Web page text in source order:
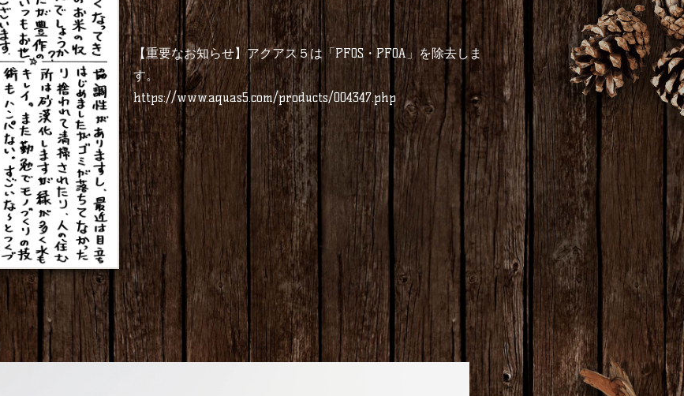
【重要なお知らせ】アクアス５は「PFOS・PFOA」を除去しま
す。
https://www.aquas5.com/products/004347.php